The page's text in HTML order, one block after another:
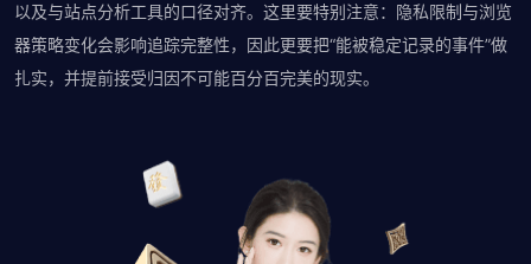
以及与站点分析工具的口径对齐。这里要特别注意：隐私限制与浏览
器策略变化会影响追踪完整性，因此更要把“能被稳定记录的事件”做
扎实，并提前接受归因不可能百分百完美的现实。